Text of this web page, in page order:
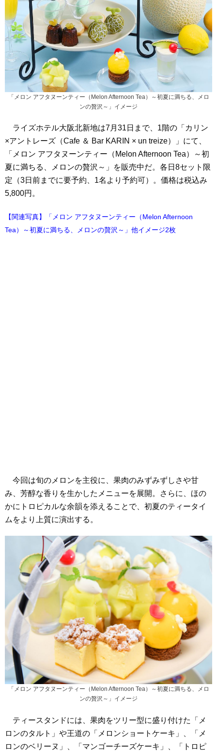
「メロン アフタヌーンティー（Melon Afternoon Tea）～初夏に満ちる、メロ
ンの贅沢～」イメージ
ライズホテル大阪北新地は7月31日まで、1階の「カリン
×アントレーズ（Cafe ＆ Bar KARIN × un treize）」にて、
「メロン アフタヌーンティー（Melon Afternoon Tea）～初
夏に満ちる、メロンの贅沢～」を販売中だ。各日8セット限
定（3日前までに要予約、1名より予約可）。価格は税込み
5,800円。
【関連写真】「メロン アフタヌーンティー（Melon Afternoon
Tea）～初夏に満ちる、メロンの贅沢～」他イメージ2枚
今回は旬のメロンを主役に、果肉のみずみずしさや甘
み、芳醇な香りを生かしたメニューを展開。さらに、ほの
かにトロピカルな余韻を添えることで、初夏のティータイ
ムをより上質に演出する。
「メロン アフタヌーンティー（Melon Afternoon Tea）～初夏に満ちる、メロ
ンの贅沢～」イメージ
ティースタンドには、果肉をツリー型に盛り付けた「メ
ロンのタルト」や王道の「メロンショートケーキ」、「メ
ロンのベリーヌ」、「マンゴーチーズケーキ」、「トロピ